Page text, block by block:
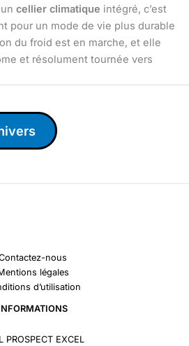
cellier climatique intégré, c’est
pour un mode de vie plus durable
du froid est en marche, et elle
et résolument tournée vers
nous
légales
d’utilisation
PROSPECT EXCEL